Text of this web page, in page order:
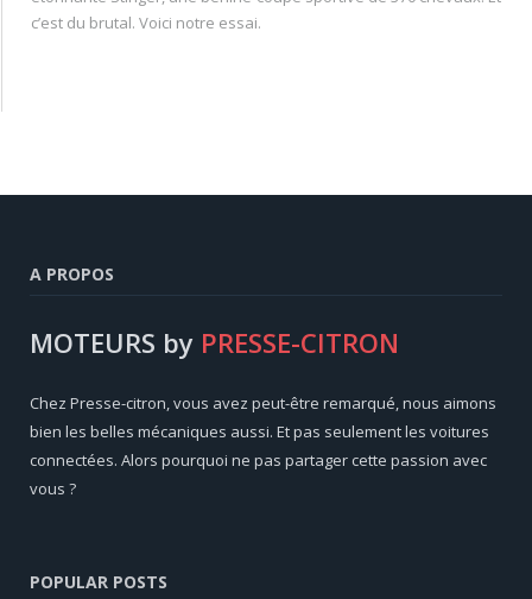
c’est du brutal. Voici notre essai.
A PROPOS
MOTEURS by PRESSE-CITRON
Chez Presse-citron, vous avez peut-être remarqué, nous aimons
bien les belles mécaniques aussi. Et pas seulement les voitures
connectées. Alors pourquoi ne pas partager cette passion avec
vous ?
POPULAR POSTS